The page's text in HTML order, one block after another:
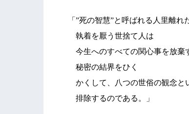
「”死の智慧”と呼ばれる人里離れ
執着を厭う世捨て人は
今生へのすべての関心事を放棄
秘密の結界をひく
かくして、八つの世俗の観念と
排除するのである。」